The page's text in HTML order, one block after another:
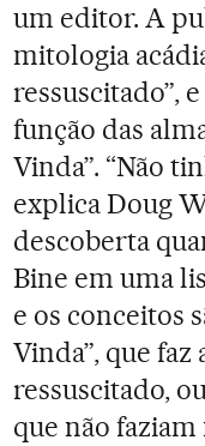
um editor. A
mitologia
ressuscitado”,
função das
Vinda”. “Não
explica Doug
descoberta
Bine em uma
e os conceitos
Vinda”, que faz
ressuscitado,
que não